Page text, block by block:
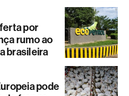
por
rumo ao
brasileira
pode